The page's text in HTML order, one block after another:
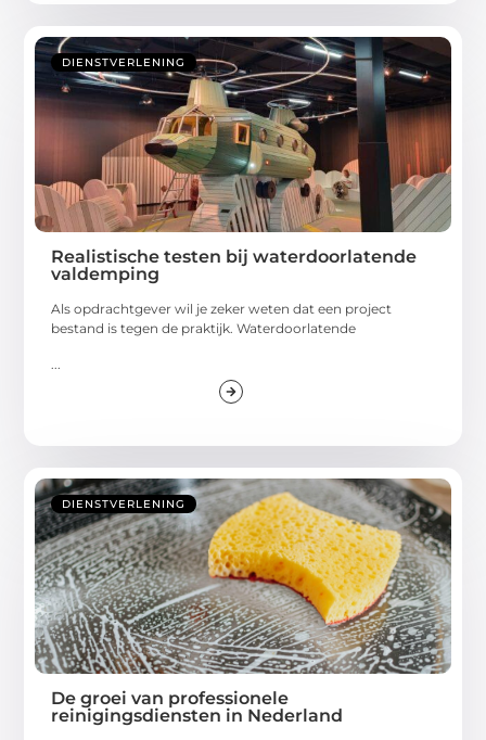
DIENSTVERLENING
Realistische testen bij waterdoorlatende
valdemping
Als opdrachtgever wil je zeker weten dat een project
bestand is tegen de praktijk. Waterdoorlatende
DIENSTVERLENING
De groei van professionele
reinigingsdiensten in Nederland